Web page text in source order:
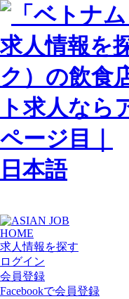
日本語
HOME
求人情報を探す
ログイン
会員登録
Facebookで会員登録